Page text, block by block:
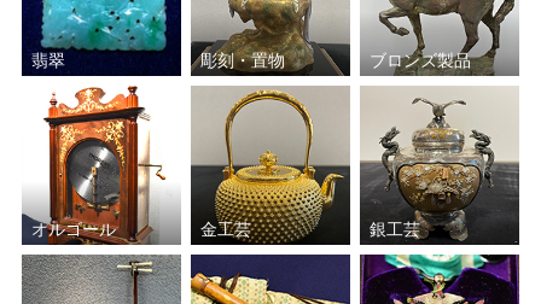
翡翠 彫刻・置物 ブロンズ製品
オルゴール 金工芸 銀工芸